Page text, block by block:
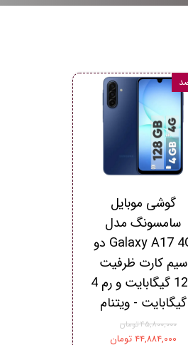
گوشی موبایل
سامسونگ مدل
Galaxy A17 4G دو
سیم کارت ظرفیت
128 گیگابایت و رم 4
گیگابایت - ویتنام
۴۵,۸۰۰,۰۰۰ تومان
۴۴,۸۸۴,۰۰۰ تومان